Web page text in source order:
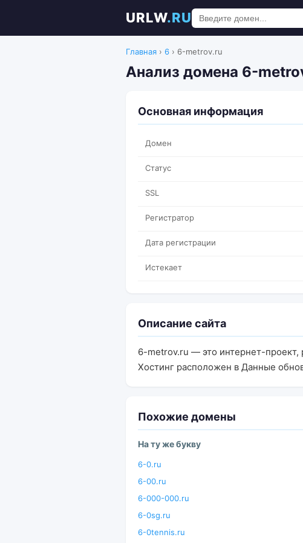
URLW.RU
Главная › 6 › 6-metrov.ru
Анализ домена 6-
Основная информация
Домен
Статус
SSL
Регистратор
Дата регистрации
Истекает
Описание сайта
6-metrov.ru — это интернет-
Хостинг расположен в Данные
Похожие домены
На ту же букву
6-0.ru
6-00.ru
6-000-000.ru
6-0sg.ru
6-0tennis.ru